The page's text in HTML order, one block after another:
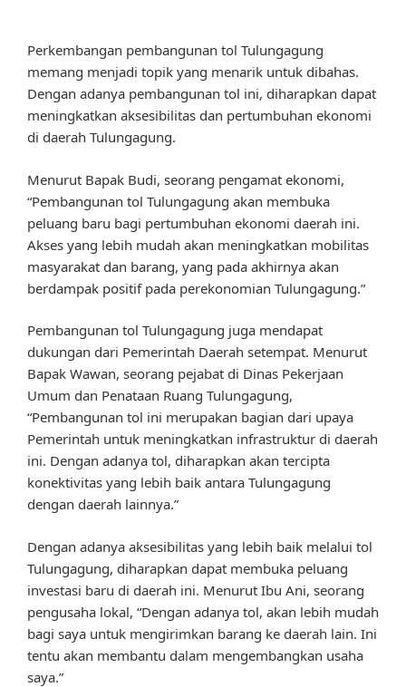
Perkembangan pembangunan tol Tulungagung
memang menjadi topik yang menarik untuk dibahas.
Dengan adanya pembangunan tol ini, diharapkan dapat
meningkatkan aksesibilitas dan pertumbuhan ekonomi
di daerah Tulungagung.
Menurut Bapak Budi, seorang pengamat ekonomi,
“Pembangunan tol Tulungagung akan membuka
peluang baru bagi pertumbuhan ekonomi daerah ini.
Akses yang lebih mudah akan meningkatkan mobilitas
masyarakat dan barang, yang pada akhirnya akan
berdampak positif pada perekonomian Tulungagung.”
Pembangunan tol Tulungagung juga mendapat
dukungan dari Pemerintah Daerah setempat. Menurut
Bapak Wawan, seorang pejabat di Dinas Pekerjaan
Umum dan Penataan Ruang Tulungagung,
“Pembangunan tol ini merupakan bagian dari upaya
Pemerintah untuk meningkatkan infrastruktur di daerah
ini. Dengan adanya tol, diharapkan akan tercipta
konektivitas yang lebih baik antara Tulungagung
dengan daerah lainnya.”
Dengan adanya aksesibilitas yang lebih baik melalui tol
Tulungagung, diharapkan dapat membuka peluang
investasi baru di daerah ini. Menurut Ibu Ani, seorang
pengusaha lokal, “Dengan adanya tol, akan lebih mudah
bagi saya untuk mengirimkan barang ke daerah lain. Ini
tentu akan membantu dalam mengembangkan usaha
saya.”